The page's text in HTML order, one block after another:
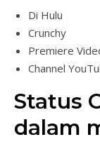
Di Hulu
Crunchy
Premiere
Channel
Status
dalam